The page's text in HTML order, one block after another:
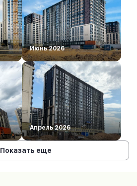
Июнь 2026
Апрель 2026
Показать еще